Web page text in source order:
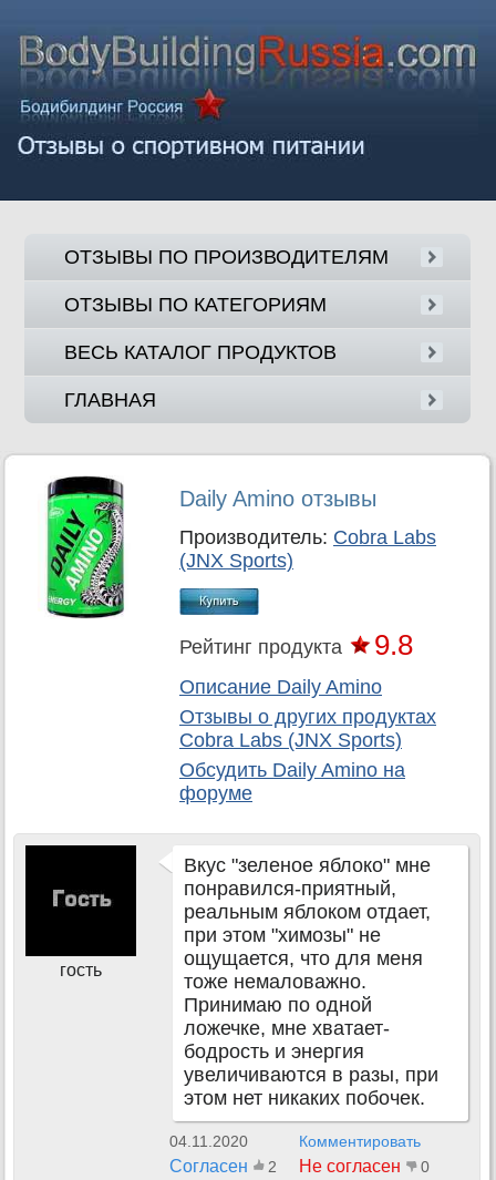
ОТЗЫВЫ ПО ПРОИЗВОДИТЕЛЯМ
ОТЗЫВЫ ПО КАТЕГОРИЯМ
ВЕСЬ КАТАЛОГ ПРОДУКТОВ
ГЛАВНАЯ
Daily Amino отзывы
Производитель: Cobra Labs
(JNX Sports)
Рейтинг продукта 9.8
Описание Daily Amino
Отзывы о других продуктах
Cobra Labs (JNX Sports)
Обсудить Daily Amino на
форуме
гость
Вкус "зеленое яблоко" мне
понравился-приятный,
реальным яблоком отдает,
при этом "химозы" не
ощущается, что для меня
тоже немаловажно.
Принимаю по одной
ложечке, мне хватает-
бодрость и энергия
увеличиваются в разы, при
этом нет никаких побочек.
04.11.2020 Комментировать
Согласен 2 Не согласен 0